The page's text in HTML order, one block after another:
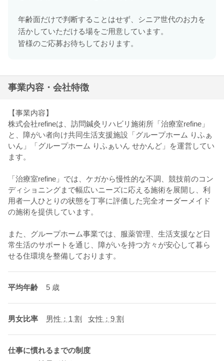
年齢面だけで判断することはせず、シニア世代のお力を
活かしていただける場をご用意しています。
皆様のご応募お待ちしております。
事業内容・会社特徴
【事業内容】
株式会社refineは、訪問鍼灸リハビリ施術所「治療室refine」
と、障がい者向け共同生活支援施設「グループホーム りふぁ
いん」「グループホーム りふぁいん せかんど」を運営してい
ます。
「治療室refine」では、ケガから慢性的な不調、競技前のコン
ディショニングまで幅広いニーズに応える施術を展開し、利
用者一人ひとりの状態を丁寧に評価した完全オーダーメイド
の施術を提供しています。
また、グループホーム事業では、服薬管理、生活支援など日
常生活のサポートを通じ、障がいを持つ方々が安心して暮ら
せる住環境を整備しております。
平均年齢 5 歳
男女比率 男性：1 割 女性：9 割
仕事に慣れるまでの制度